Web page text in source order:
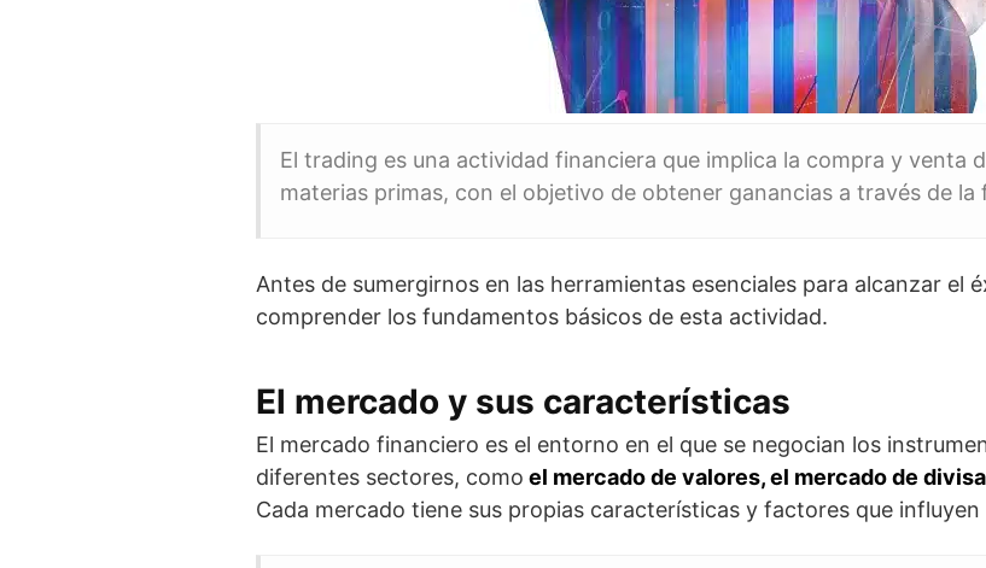
El trading es una actividad financiera que implica la compra y venta
materias primas, con el objetivo de obtener ganancias a través de
Antes de sumergirnos en las herramientas esenciales para alcanzar el
comprender los fundamentos básicos de esta actividad.
El mercado y sus características
El mercado financiero es el entorno en el que se negocian los
diferentes sectores, como el mercado de valores, el mercado de
Cada mercado tiene sus propias características y factores que